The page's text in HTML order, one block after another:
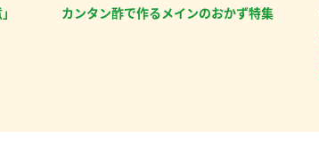
カンタン酢で作るメインのおかず特集